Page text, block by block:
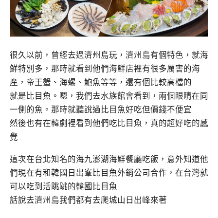
很久以前，曾經去過濟州島玩，濟州島有個特色，就海
鮮特別多，那時就看到他們海鮮店裡有很多厲害的海
產，帝王蟹、海螺、鮑魚等等，還有個比較高檔的
就是比目魚。嗯，我們去水族館會看到，兩個眼睛在同
一側的魚。那時就聽說過比目魚好吃但價錢不便宜
然後也有在韓劇裡看到他們吃比目魚，真的超好吃的感
覺
這次在台北知名的海九澎湖海鮮餐廳吃飯，意外知道他
們現在有和韓國日出峯比目魚外銷公司合作，在台灣就
可以吃到活跳跳的韓國比目魚
話說去濟州島我們都有去爬城山日出峰來著